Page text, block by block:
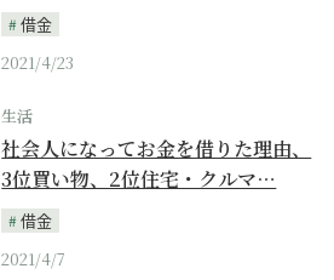
借金
2021/4/23
生活
社会人になってお金を借りた理由、
3位買い物、2位住宅・クルマ…
借金
2021/4/7